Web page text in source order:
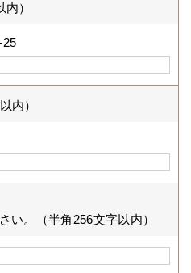
）
25
内）
い。（半角256文字以内）